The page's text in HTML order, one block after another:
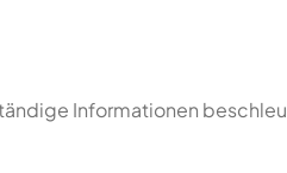
Informationen